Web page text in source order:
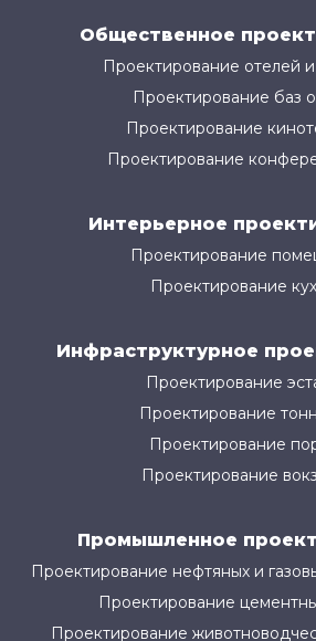
Общественное
Проектирование отелей
Проектирование баз
Проектирование
Проектирование
Интерьерное
Проектирование
Проектирование
Инфраструктурное
Проектирование
Проектирование
Проектирование
Проектирование
Промышленное
Проектирование нефтяных и
Проектирование
Проектирование